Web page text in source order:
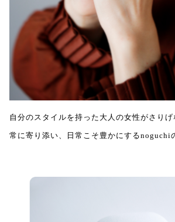
自分のスタイルを持った大人の女性がさりげ
常に寄り添い、日常こそ豊かにするnoguchi